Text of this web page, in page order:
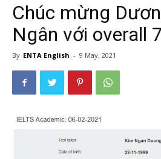
Chúc mừng
Ngân với overall
By ENTA English - 9 May, 2021